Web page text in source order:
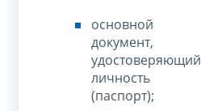
основной
документ,
удостоверяющий
личность
(паспорт);